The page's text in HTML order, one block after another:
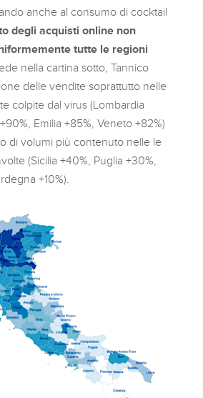
anche al consumo di cocktail
degli acquisti online non
tutte le regioni
nella cartina sotto, Tannico
delle vendite soprattutto nelle
colpite dal virus (Lombardia
Emilia +85%, Veneto +82%)
di volumi più contenuto nelle le
(Sicilia +40%, Puglia +30%,
+10%).